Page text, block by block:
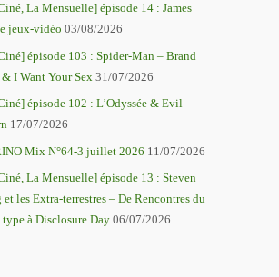
La Mensuelle] épisode 14 : James
jeux-vidéo 03/08/2026
épisode 103 : Spider-Man – Brand
I Want Your Sex 31/07/2026
épisode 102 : L’Odyssée & Evil
17/07/2026
Mix N°64-3 juillet 2026 11/07/2026
La Mensuelle] épisode 13 : Steven
et les Extra-terrestres – De Rencontres du
à Disclosure Day 06/07/2026